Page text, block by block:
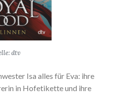
dtv
Isa alles für Eva: ihre
in Hofetikette und ihre